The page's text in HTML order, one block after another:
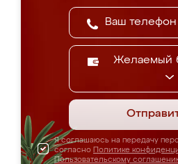
Желаемый
Я соглашаюсь на передачу
согласно Политике
Пользовательскому